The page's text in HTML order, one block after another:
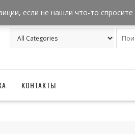
КОНТАКТЫ
если не нашли что-то